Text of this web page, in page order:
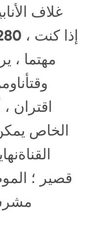
مهتما ،
اقتران ،
الخاص
قصير ؛